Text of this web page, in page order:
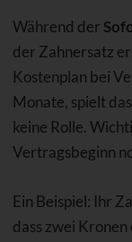
Während der
der Zahnersatz
Kostenplan bei
Monate, spielt
keine Rolle.
Vertragsbeginn
Ein Beispiel: Ihr
dass zwei